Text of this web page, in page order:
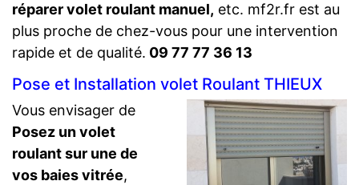
réparer volet roulant manuel, etc. mf2r.fr est au
plus proche de chez-vous pour une intervention
rapide et de qualité. 09 77 77 36 13
Pose et Installation volet Roulant THIEUX
Vous envisager de
Posez un volet
roulant sur une de
vos baies vitrée,